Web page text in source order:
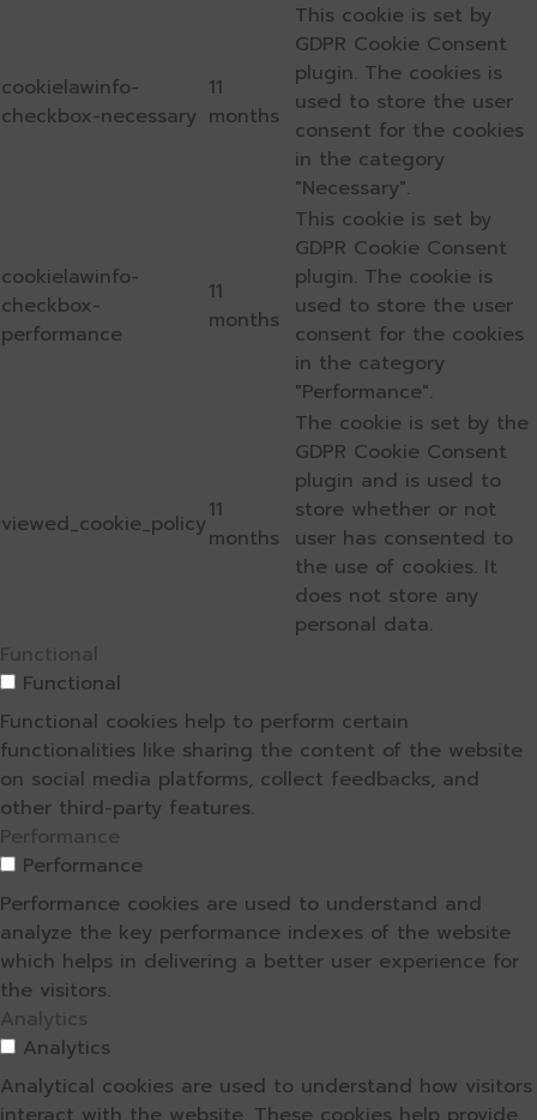
cookielawinfo-
checkbox-necessary
11
months
This cookie is set by
GDPR Cookie Consent
plugin. The cookies is
used to store the user
consent for the cookies
in the category
"Necessary".
cookielawinfo-
checkbox-
performance
11
months
This cookie is set by
GDPR Cookie Consent
plugin. The cookie is
used to store the user
consent for the cookies
in the category
"Performance".
viewed_cookie_policy11
months
The cookie is set by the
GDPR Cookie Consent
plugin and is used to
store whether or not
user has consented to
the use of cookies. It
does not store any
personal data.
Functional
Functional
Functional cookies help to perform certain
functionalities like sharing the content of the website
on social media platforms, collect feedbacks, and
other third-party features.
Performance
Performance
Performance cookies are used to understand and
analyze the key performance indexes of the website
which helps in delivering a better user experience for
the visitors.
Analytics
Analytics
Analytical cookies are used to understand how visitors